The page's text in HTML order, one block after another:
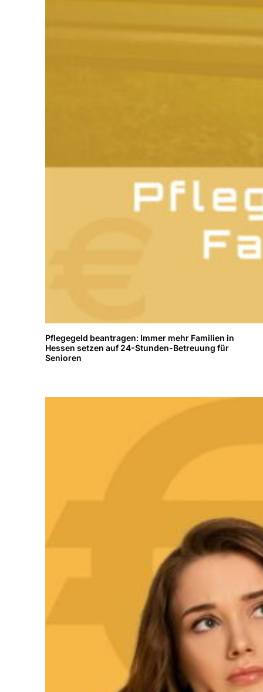
Pflegegeld beantragen: Immer mehr Familien in
Hessen setzen auf 24-Stunden-Betreuung für
Senioren